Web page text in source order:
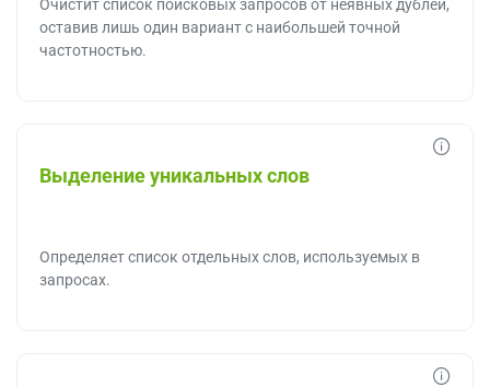
Очистит список поисковых запросов от неявных дублей,
оставив лишь один вариант с наибольшей точной
частотностью.
Выделение уникальных слов
Определяет список отдельных слов, используемых в
запросах.